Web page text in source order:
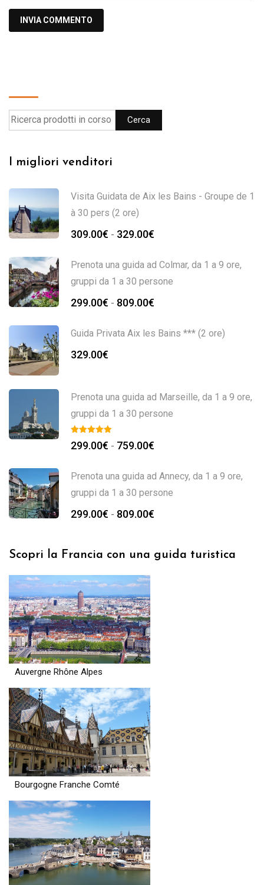
Cerca
I migliori venditori
Visita Guidata de Aix les Bains - Groupe de 1
à 30 pers (2 ore)
309.00€ - 329.00€
Prenota una guida ad Colmar, da 1 a 9 ore,
gruppi da 1 a 30 persone
299.00€ - 809.00€
Guida Privata Aix les Bains *** (2 ore)
329.00€
Prenota una guida ad Marseille, da 1 a 9 ore,
gruppi da 1 a 30 persone
299.00€ - 759.00€
Prenota una guida ad Annecy, da 1 a 9 ore,
gruppi da 1 a 30 persone
299.00€ - 809.00€
Scopri la Francia con una guida turistica
Auvergne Rhône Alpes
Bourgogne Franche Comté